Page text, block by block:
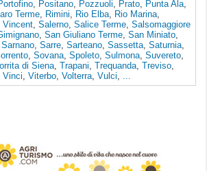
, Positano, Pozzuoli, Prato, Punta Ala,
Terme, Rimini, Rio Elba, Rio Marina,
Vincent, Salerno, Salice Terme, Salsomaggiore
, San Giuliano Terme, San Miniato,
Sarnano, Sarre, Sarteano, Sassetta, Saturnia,
, Sovana, Spoleto, Sulmona, Suvereto,
di Siena, Trapani, Trequanda, Treviso,
Vinci, Viterbo, Volterra, Vulci, ...